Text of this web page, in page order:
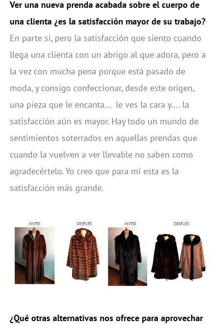
Ver una nueva prenda acabada sobre el cuerpo de
una clienta ¿es la satisfacción mayor de su trabajo?
En parte sí, pero la satisfacción que siento cuando
llega una clienta con un abrigo al que adora, pero a
la vez con mucha pena porque está pasado de
moda, y consigo confeccionar, desde este origen,
una pieza que le encanta… le ves la cara y…. la
satisfacción aún es mayor. Hay todo un mundo de
sentimientos soterrados en aquellas prendas que
cuando la vuelven a ver llevable no saben como
agradecértelo. Yo creo que para mí esta es la
satisfacción más grande.
¿Qué otras alternativas nos ofrece para aprovechar